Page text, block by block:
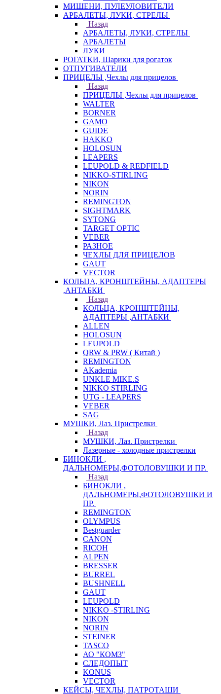
МИШЕНИ, ПУЛЕУЛОВИТЕЛИ
АРБАЛЕТЫ, ЛУКИ, СТРЕЛЫ
Назад
АРБАЛЕТЫ, ЛУКИ, СТРЕЛЫ
АРБАЛЕТЫ
ЛУКИ
РОГАТКИ, Шарики для рогаток
ОТПУГИВАТЕЛИ
ПРИЦЕЛЫ ,Чехлы для прицелов
Назад
ПРИЦЕЛЫ ,Чехлы для прицелов
WALTER
BORNER
GAMO
GUIDE
HAKKO
HOLOSUN
LEAPERS
LEUPOLD & REDFIELD
NIKKO-STIRLING
NIKON
NORIN
REMINGTON
SIGHTMARK
SYTONG
TARGET OPTIC
VEBER
РАЗНОЕ
ЧЕХЛЫ ДЛЯ ПРИЦЕЛОВ
GAUT
VECTOR
КОЛЬЦА, КРОНШТЕЙНЫ, АДАПТЕРЫ
,АНТАБКИ
Назад
КОЛЬЦА, КРОНШТЕЙНЫ,
АДАПТЕРЫ ,АНТАБКИ
ALLEN
HOLOSUN
LEUPOLD
QRW & PRW ( Китай )
REMINGTON
AKademia
UNKLE MIKE.S
NIKKO STIRLING
UTG - LEAPERS
VEBER
SAG
МУШКИ, Лаз. Пристрелки
Назад
МУШКИ, Лаз. Пристрелки
Лазерные - холодные пристрелки
БИНОКЛИ ,
ДАЛЬНОМЕРЫ,ФОТОЛОВУШКИ И ПР.
Назад
БИНОКЛИ ,
ДАЛЬНОМЕРЫ,ФОТОЛОВУШКИ И
ПР.
REMINGTON
OLYMPUS
Bestguarder
CANON
RICOH
ALPEN
BRESSER
BURREL
BUSHNELL
GAUT
LEUPOLD
NIKKO -STIRLING
NIKON
NORIN
STEINER
TASCO
АО "КОМЗ"
СЛЕДОПЫТ
KONUS
VECTOR
КЕЙСЫ, ЧЕХЛЫ, ПАТРОТАШИ